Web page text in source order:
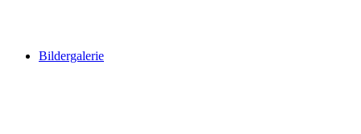
Bildergalerie